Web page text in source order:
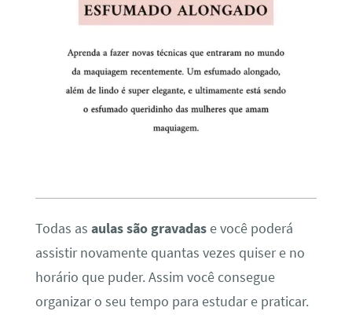
Todas as aulas são gravadase você poderá
assistir novamente quantas vezes quiser e no
horário que puder. Assim você consegue
organizar o seu tempo para estudar e praticar.